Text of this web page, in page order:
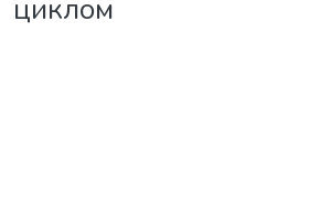
циклом